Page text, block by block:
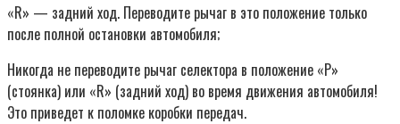
«R» — задний ход. Переводите рычаг в это положение только
после полной остановки автомобиля;
Никогда не переводите рычаг селектора в положение «Р»
(стоянка) или «R» (задний ход) во время движения автомобиля!
Это приведет к поломке коробки передач.